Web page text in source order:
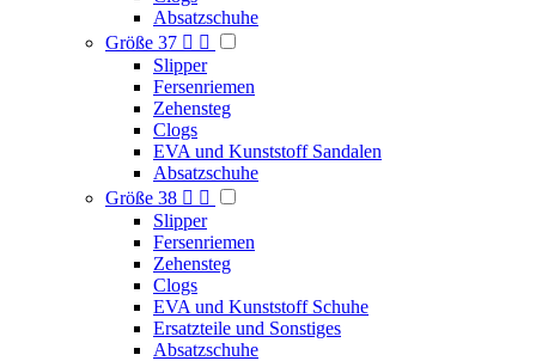
Absatzschuhe
Größe 37  
Slipper
Fersenriemen
Zehensteg
Clogs
EVA und Kunststoff Sandalen
Absatzschuhe
Größe 38  
Slipper
Fersenriemen
Zehensteg
Clogs
EVA und Kunststoff Schuhe
Ersatzteile und Sonstiges
Absatzschuhe